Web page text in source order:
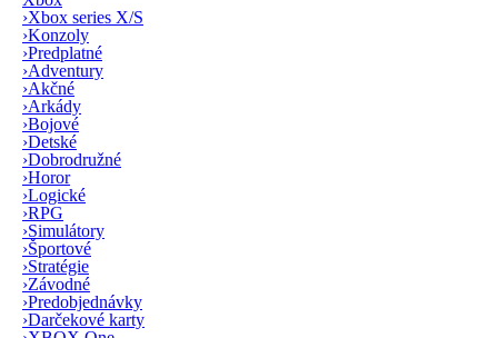
›Xbox series X/S
›Konzoly
›Predplatné
›Adventury
›Akčné
›Arkády
›Bojové
›Detské
›Dobrodružné
›Horor
›Logické
›RPG
›Simulátory
›Športové
›Stratégie
›Závodné
›Predobjednávky
›Darčekové karty